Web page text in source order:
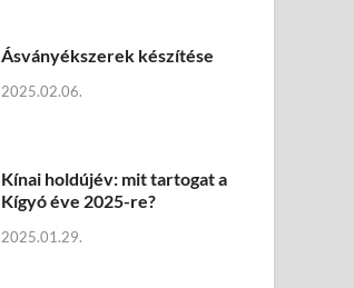
Ásványékszerek készítése
2025.02.06.
Kínai holdújév: mit tartogat a
Kígyó éve 2025-re?
2025.01.29.